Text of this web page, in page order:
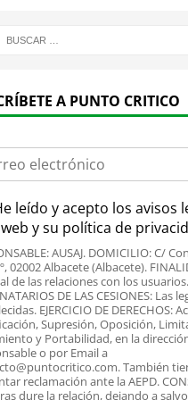
A PUNTO CRITICO
leído y acepto los avisos
y su política de
AUSAJ. DOMICILIO: C/
02002 Albacete (Albacete).
de las relaciones con los usuarios.
DE LAS CESIONES: Las
EJERCICIO DE DERECHOS:
Supresión, Oposición,
y Portabilidad, en la
o por Email a
También
reclamación ante la AEPD.
dure la relación, dejando a